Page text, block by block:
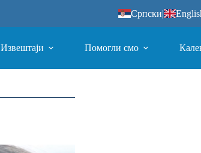
Српски|
Извештаји Помогли смо